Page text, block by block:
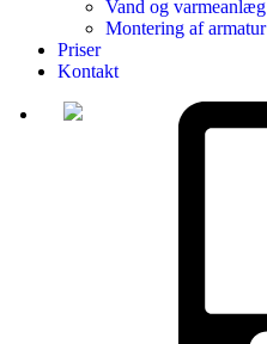
Vand og varmeanlæg
Montering af armatur
Priser
Kontakt